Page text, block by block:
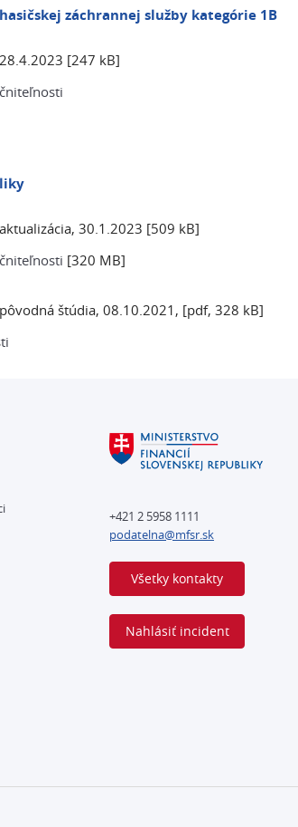
záchrannej služby kategórie 1B
[247 kB]
30.1.2023 [509 kB]
[320 MB]
štúdia, 08.10.2021, [pdf, 328 kB]
+421 2 5958 1111
podatelna@mfsr.sk
Všetky kontakty
Nahlásiť incident